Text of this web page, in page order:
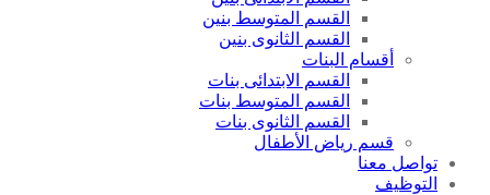
القسم المتوسط بنين
القسم الثانوى بنين
أقسام البنات
القسم الابتدائى بنات
القسم المتوسط بنات
القسم الثانوى بنات
قسم رياض الأطفال
تواصل معنا
التوظيف